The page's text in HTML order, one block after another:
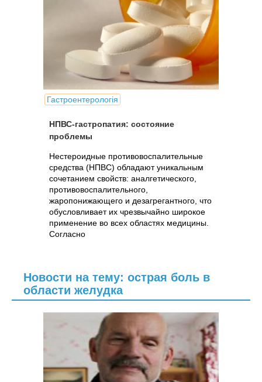
Гастроентерологія
НПВС-гастропатия: состояние
проблемы
Нестероидные противовоспалительные
средства (НПВС) обладают уникальным
сочетанием свойств: аналгетического,
противовоспалительного,
жаропонижающего и дезагрегантного, что
обусловливает их чрезвычайно широкое
применение во всех областях медицины.
Согласно
Новости на тему: острая боль в
области желудка